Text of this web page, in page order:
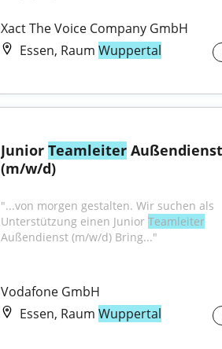
Xact The Voice Company GmbH
Essen, Raum Wuppertal
Junior Teamleiter Außendienst
(m/w/d)
"...von morgen gestalten. Wir suchen als
Unterstützung einen Junior Teamleiter
Außendienst (m/w/d) Bring..."
Vodafone GmbH
Essen, Raum Wuppertal